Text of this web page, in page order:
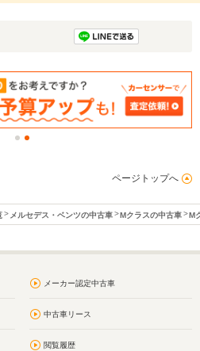
ページトップへ
メルセデス・ベンツの中古車 Mクラスの中古車 M
メーカー認定中古車
中古車リース
閲覧履歴